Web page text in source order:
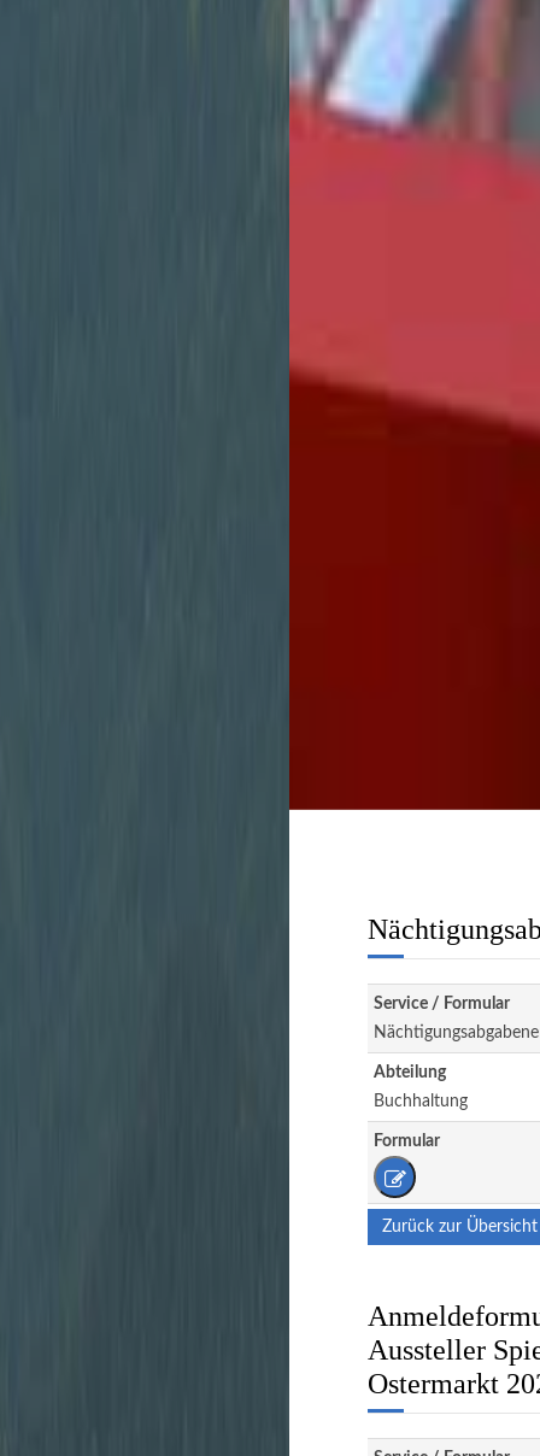
Service / Formular
Abteilung
Buchhaltung
Formular
Zurück zur Übersicht
Aussteller
Ostermarkt